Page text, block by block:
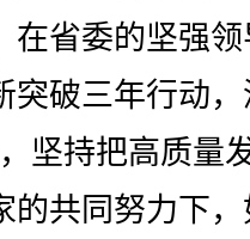
在省委的坚强
突破三年行动
坚持把高质量
的共同努力下